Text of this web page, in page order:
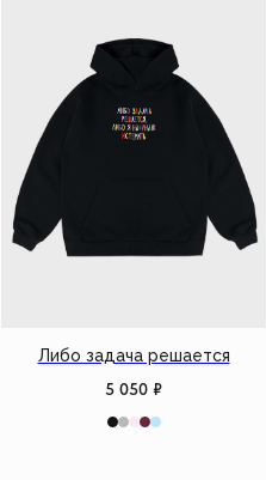
Либо задача решается
5 050 ₽